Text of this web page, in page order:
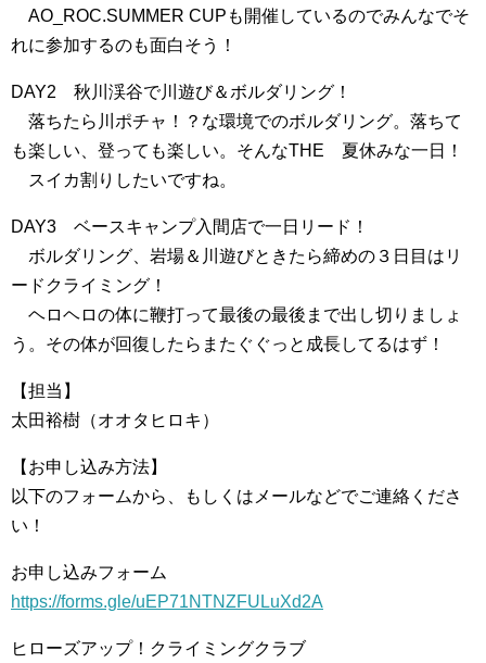
AO_ROC.SUMMER CUPも開催しているのでみんなでそ
れに参加するのも面白そう！
DAY2 秋川渓谷で川遊び＆ボルダリング！
落ちたら川ポチャ！？な環境でのボルダリング。落ちて
も楽しい、登っても楽しい。そんなTHE 夏休みな一日！
スイカ割りしたいですね。
DAY3 ベースキャンプ入間店で一日リード！
ボルダリング、岩場＆川遊びときたら締めの３日目はリ
ードクライミング！
ヘロヘロの体に鞭打って最後の最後まで出し切りましょ
う。その体が回復したらまたぐぐっと成長してるはず！
【担当】
太田裕樹（オオタヒロキ）
【お申し込み方法】
以下のフォームから、もしくはメールなどでご連絡くださ
い！
お申し込みフォーム
https://forms.gle/uEP71NTNZFULuXd2A
ヒローズアップ！クライミングクラブ